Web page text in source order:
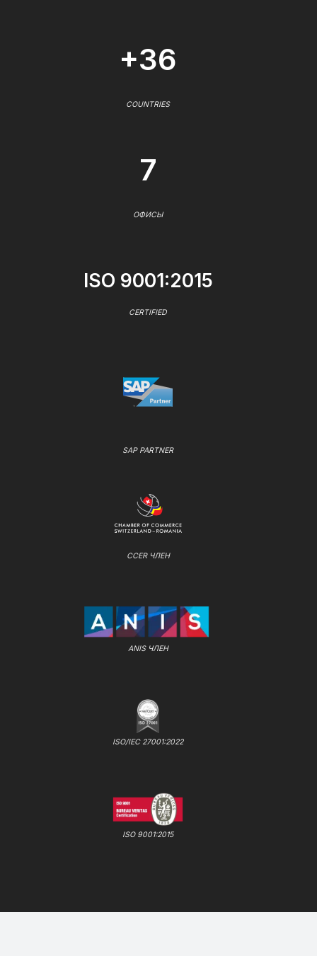
+36
COUNTRIES
7
ОФИСЫ
ISO 9001:2015
CERTIFIED
SAP PARTNER
CCER ЧЛЕН
ANIS ЧЛЕН
ISO/IEC 27001:2022
ISO 9001:2015